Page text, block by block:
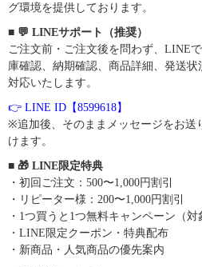
グ環境を提供しております。
■ 💬 LINEサポート（推奨）
ご注文前・ご注文後を問わず、LINE
庫確認、納期確認、商品詳細、発送
対応いたします。
👉 LINE ID【8599618】
※追加後、そのままメッセージをお送
けます。
■ 🎁 LINE限定特典
・初回ご注文：500〜1,000円割引
・リピーター様：200〜1,000円割引
・1つ買うと1つ無料キャンペーン（対
・LINE限定クーポン・特典配布
・新商品・人気商品の優先案内